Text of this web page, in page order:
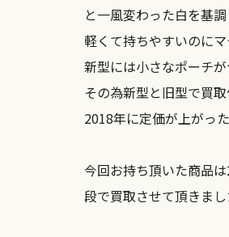
と一風変わった白を基
軽くて持ちやすいのに
新型には小さなポーチ
その為新型と旧型で買取
2018年に定価が上がっ
今回お持ち頂いた商品
段で買取させて頂きまし